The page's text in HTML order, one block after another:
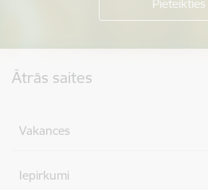
Ātrās saites
Vakances
Iepirkumi